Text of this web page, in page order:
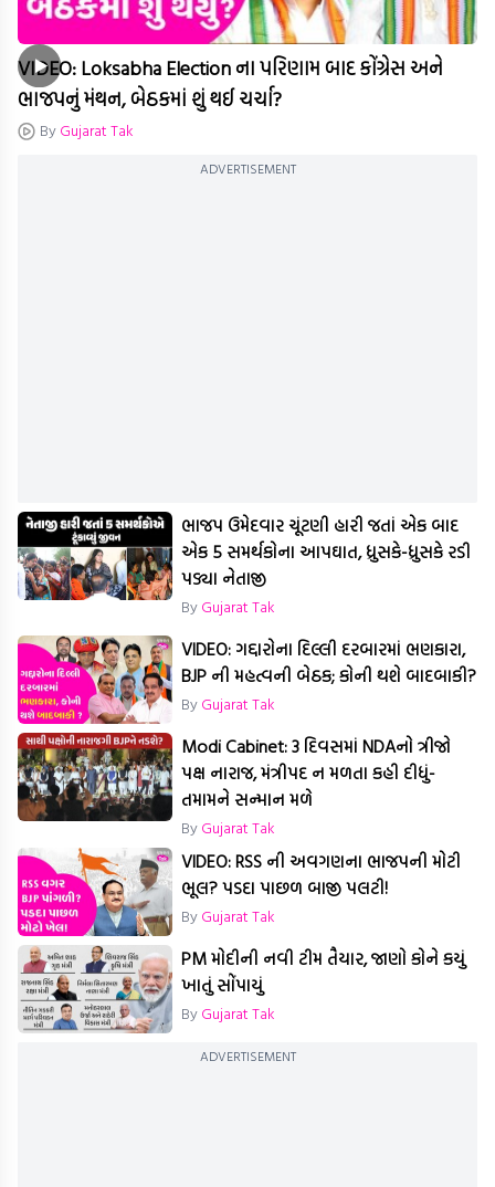
VIDEO: Loksabha Election ના પરિણામ બાદ કોંગ્રેસ અને
ભાજપનું મંથન, બેઠકમાં શું થઈ ચર્ચા?
ByGujarat Tak
ADVERTISEMENT
ભાજપ ઉમેદવાર ચૂંટણી હારી જતાં એક બાદ
એક 5 સમર્થકોના આપઘાત, ધ્રુસકે-ધ્રુસકે રડી
પડ્યા નેતાજી
ByGujarat Tak
VIDEO: ગદ્દારોના દિલ્લી દરબારમાં ભણકારા,
BJP ની મહત્વની બેઠક; કોની થશે બાદબાકી?
ByGujarat Tak
Modi Cabinet: 3 દિવસમાં NDAનો ત્રીજો
પક્ષ નારાજ, મંત્રીપદ ન મળતા કહી દીધું-
તમામને સન્માન મળે
ByGujarat Tak
VIDEO: RSS ની અવગણના ભાજપની મોટી
ભૂલ? પડદા પાછળ બાજી પલટી!
ByGujarat Tak
PM મોદીની નવી ટીમ તૈયાર, જાણો કોને કયું
ખાતું સોંપાયું
ByGujarat Tak
ADVERTISEMENT